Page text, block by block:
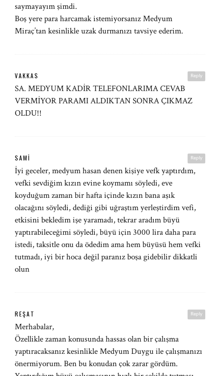
saymayayım şimdi.
Boş yere para harcamak istemiyorsanız Medyum
Miraç’tan kesinlikle uzak durmanızı tavsiye ederim.
Reply
VAKKAS
SA. MEDYUM KADİR TELEFONLARIMA CEVAB
VERMİYOR PARAMI ALDIKTAN SONRA ÇIKMAZ
OLDU!!
Reply
SAMI
İyi geceler, medyum hasan denen kişiye vefk yaptırdım,
vefki sevdiğim kızın evine koymamı söyledi, eve
koyduğum zaman bir hafta içinde kızın bana aşık
olacağını söyledi, dediği gibi uğraştım yerleştirdim vefi,
etkisini bekledim işe yaramadı, tekrar aradım büyü
yaptırabileceğimi söyledi, büyü için 3000 lira daha para
istedi, taksitle onu da ödedim ama hem büyüsü hem vefki
tutmadı, iyi bir hoca değil paranız boşa gidebilir dikkatli
olun
Reply
REŞAT
Merhabalar,
Özellikle zaman konusunda hassas olan bir çalışma
yaptıracaksanız kesinlikle Medyum Duygu ile çalışmanızı
önermiyorum. Ben bu konudan çok zarar gördüm.